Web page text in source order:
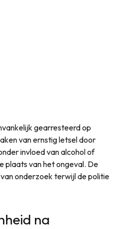
gearresteerd op
van ernstig letsel door
invloed van alcohol of
plaats van het ongeval. De
onderzoek terwijl de politie
na